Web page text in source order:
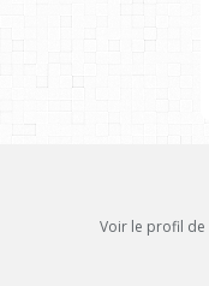
Voir le profil de